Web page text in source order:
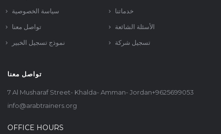
سياسة الخصوصية
خدماتنا
تواصل معنا
الأسئلة الشائعة
نموذج تسجيل الخبير
تسجيل شركة
تواصل معنا
7 Al Musharaf Street- Khalda- Amman- Jordan+9625699053
info@arabtrainers.org
OFFICE HOURS